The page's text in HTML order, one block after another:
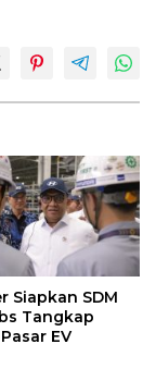
Siapkan SDM
Tangkap
EV